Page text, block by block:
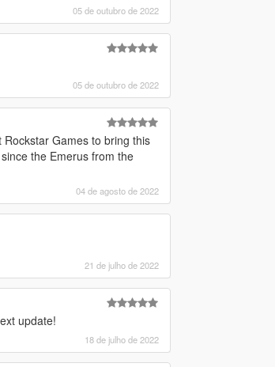
05 de outubro de 2022
05 de outubro de 2022
Games to bring this
the Emerus from the
04 de agosto de 2022
21 de julho de 2022
update!
18 de julho de 2022